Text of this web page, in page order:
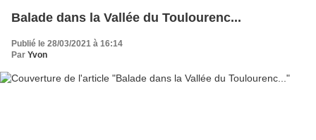
Balade dans la Vallée du Toulourenc...
Publié le 28/03/2021 à 16:14
Par Yvon